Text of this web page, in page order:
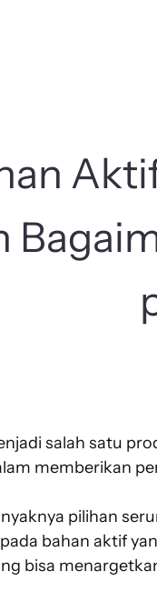
salah satu
memberikan
pilihan
bahan aktif
bisa